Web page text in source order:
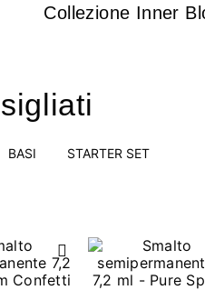
Collezione Inner
BASI STARTER SET